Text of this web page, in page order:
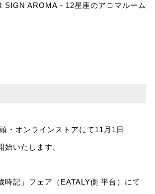
SIGN AROMA－12星座のアロマルーム
・オンラインストアにて11月1日
始いたします。
記」フェア（EATALY側 平台）にて